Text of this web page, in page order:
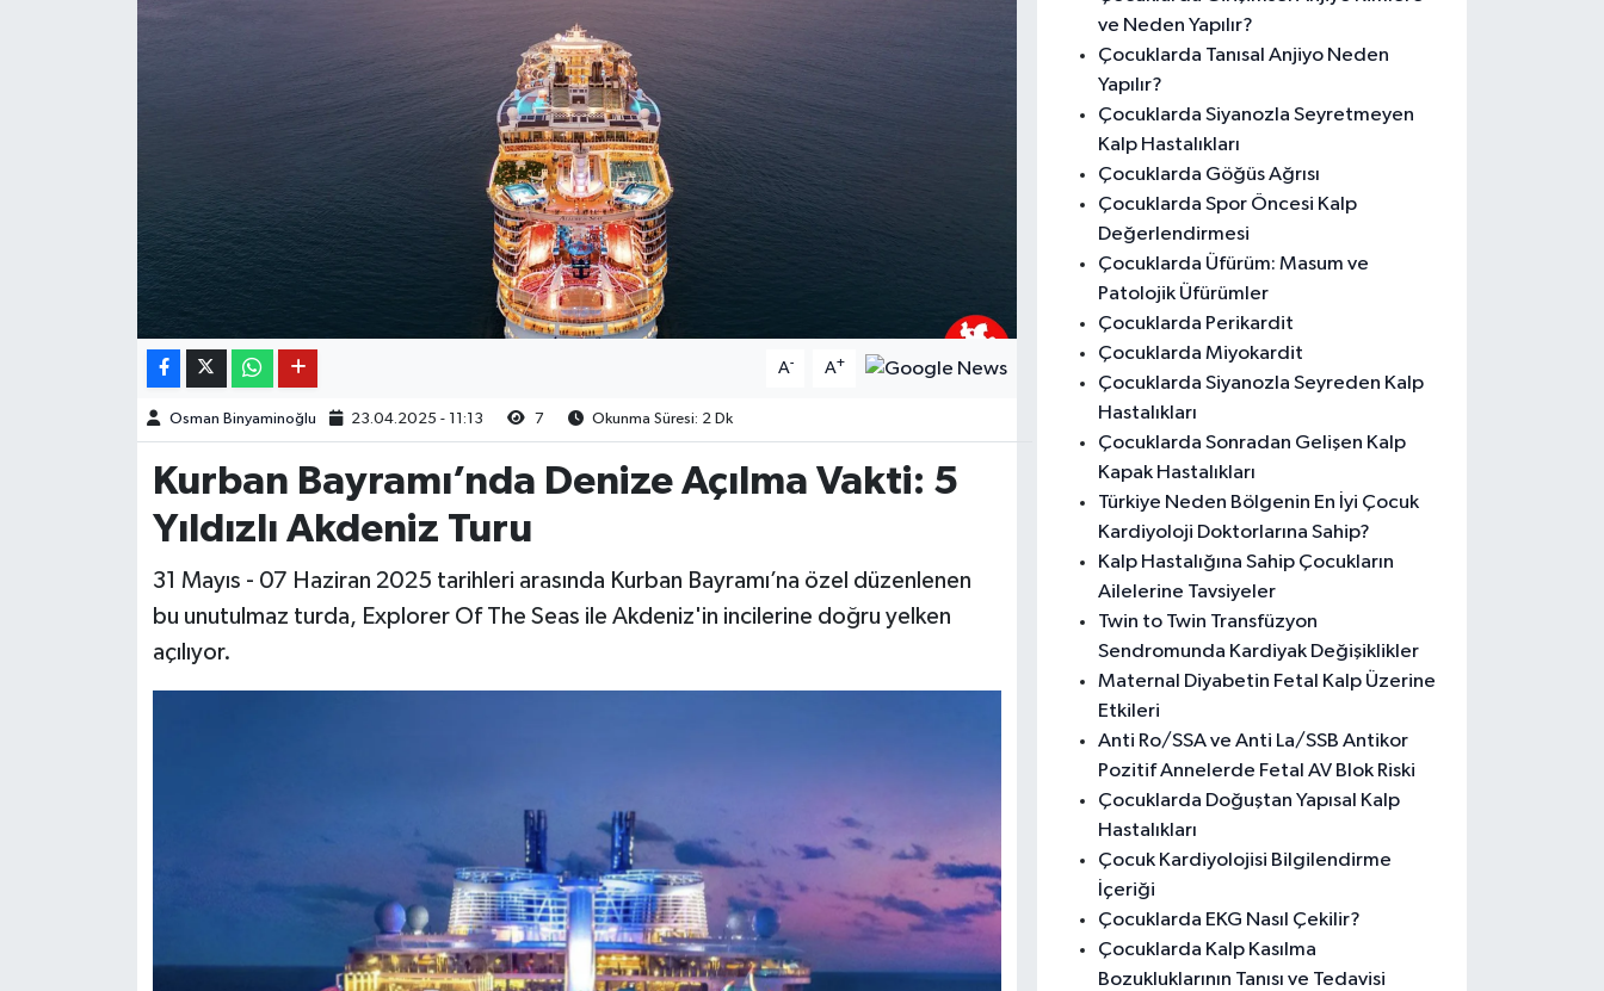
A- A+
Osman Binyaminoğlu 23.04.2025 - 11:13 7 Okunma Süresi: 2 Dk
Kurban Bayramı’nda Denize Açılma Vakti: 5
Yıldızlı Akdeniz Turu
31 Mayıs - 07 Haziran 2025 tarihleri arasında Kurban Bayramı’na özel düzenlenen
bu unutulmaz turda, Explorer Of The Seas ile Akdeniz'in incilerine doğru yelken
açılıyor.
ve Neden Yapılır?
Çocuklarda Tanısal Anjiyo Neden
Yapılır?
Çocuklarda Siyanozla Seyretmeyen
Kalp Hastalıkları
Çocuklarda Göğüs Ağrısı
Çocuklarda Spor Öncesi Kalp
Değerlendirmesi
Çocuklarda Üfürüm: Masum ve
Patolojik Üfürümler
Çocuklarda Perikardit
Çocuklarda Miyokardit
Çocuklarda Siyanozla Seyreden Kalp
Hastalıkları
Çocuklarda Sonradan Gelişen Kalp
Kapak Hastalıkları
Türkiye Neden Bölgenin En İyi Çocuk
Kardiyoloji Doktorlarına Sahip?
Kalp Hastalığına Sahip Çocukların
Ailelerine Tavsiyeler
Twin to Twin Transfüzyon
Sendromunda Kardiyak Değişiklikler
Maternal Diyabetin Fetal Kalp Üzerine
Etkileri
Anti Ro/SSA ve Anti La/SSB Antikor
Pozitif Annelerde Fetal AV Blok Riski
Çocuklarda Doğuştan Yapısal Kalp
Hastalıkları
Çocuk Kardiyolojisi Bilgilendirme
İçeriği
Çocuklarda EKG Nasıl Çekilir?
Çocuklarda Kalp Kasılma
Bozukluklarının Tanısı ve Tedavisi